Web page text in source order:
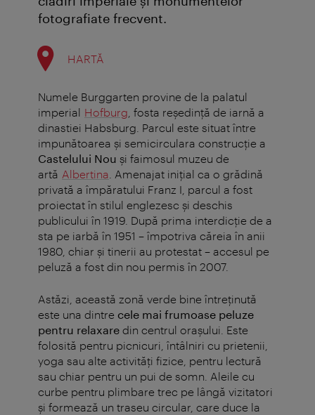
fotografiate frecvent.
HARTĂ
Numele Burggarten provine de la palatul
imperial Hofburg , fosta reședință de iarnă a
dinastiei Habsburg. Parcul este situat între
impunătoarea și semicirculara construcție a
Castelului Nou și faimosul muzeu de
artă Albertina . Amenajat inițial ca o grădină
privată a împăratului Franz I, parcul a fost
proiectat în stilul englezesc și deschis
publicului în 1919. După prima interdicție de a
sta pe iarbă în 1951 – împotriva căreia în anii
1980, chiar și tinerii au protestat – accesul pe
peluză a fost din nou permis în 2007.
Astăzi, această zonă verde bine întreținută
este una dintre cele mai frumoase peluze
pentru relaxare din centrul orașului. Este
folosită pentru picnicuri, întâlniri cu prietenii,
yoga sau alte activități fizice, pentru lectură
sau chiar pentru un pui de somn. Aleile cu
curbe pentru plimbare trec pe lângă vizitatori
și formează un traseu circular, care duce la